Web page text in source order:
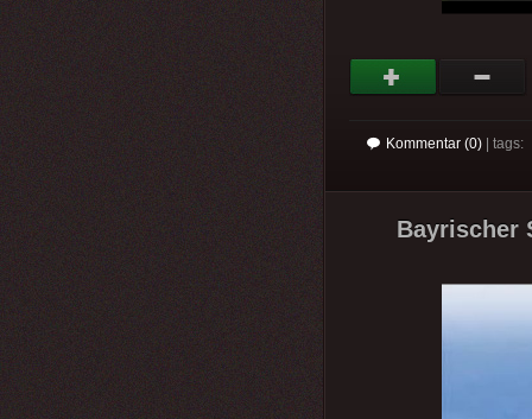
Kommentar (0) |
Bayrischer